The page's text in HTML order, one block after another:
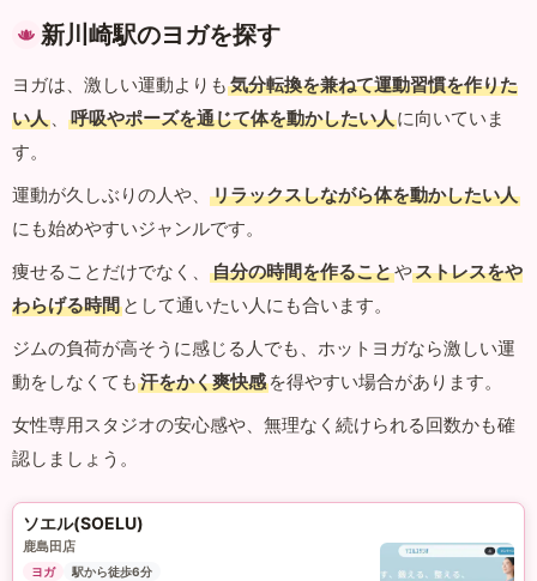
新川崎駅のヨガを探す
ヨガは、激しい運動よりも 気分転換を兼ねて運動習慣を作りた
い人 、 呼吸やポーズを通じて体を動かしたい人に向いていま
す。
運動が久しぶりの人や、
リラックスしながら体を動かしたい人
にも始めやすいジャンルです。
痩せることだけでなく、
自分の時間を作ることやストレスをや
わらげる時間 として通いたい人にも合います。
ジムの負荷が高そうに感じる人でも、ホットヨガなら激しい運
動をしなくても 汗をかく爽快感 を得やすい場合があります。
女性専用スタジオの安心感や、無理なく続けられる回数かも確
認しましょう。
ソエル(SOELU)
鹿島田店
ヨガ
駅から徒歩6分